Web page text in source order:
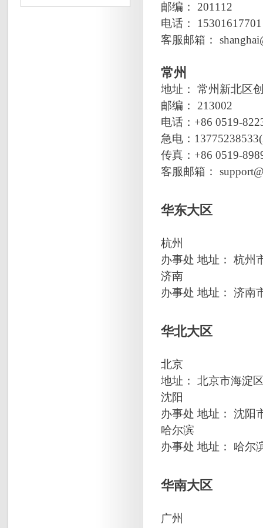
邮编： 201112
电话： 15301617701
客服邮箱：
常州
地址： 常州新北区
邮编： 213002
电话：+86 0519-
急电：
传真：+86 0519-
客服邮箱：
华东大区
杭州
办事处 地址： 杭州
济南
办事处 地址： 济南
华北大区
北京
地址： 北京市海淀
沈阳
办事处 地址： 沈阳
哈尔滨
办事处 地址： 哈尔
华南大区
广州